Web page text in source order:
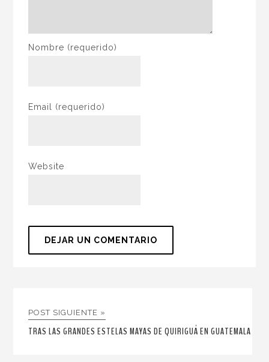
Nombre (requerido)
Email (requerido)
Website
POST SIGUIENTE »
TRAS LAS GRANDES ESTELAS MAYAS DE QUIRIGUÁ EN GUATEMALA